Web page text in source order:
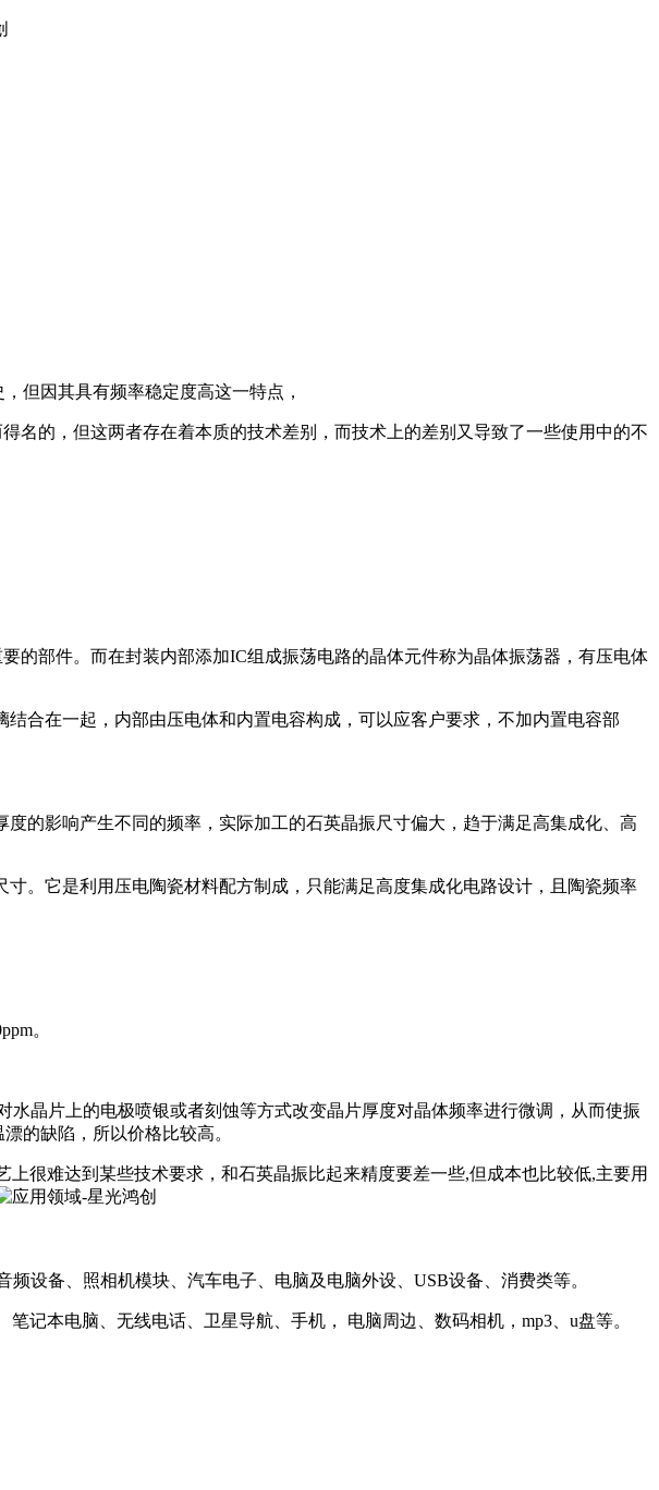
但因其具有频率稳定度高这一特点，
名的，但这两者存在着本质的技术差别，而技术上的差别又导致了一些使用中的不
的部件。而在封装内部添加IC组成振荡电路的晶体元件称为晶体振荡器，有压电体
合在一起，内部由压电体和内置电容构成，可以应客户要求，不加内置电容部
的影响产生不同的频率，实际加工的石英晶振尺寸偏大，趋于满足高集成化、高
。它是利用压电陶瓷材料配方制成，只能满足高度集成化电路设计，且陶瓷频率
。
晶片上的电极喷银或者刻蚀等方式改变晶片厚度对晶体频率进行微调，从而使振
的缺陷，所以价格比较高。
很难达到某些技术要求，和石英晶振比起来精度要差一些,但成本也比较低,主要用
设备、照相机模块、汽车电子、电脑及电脑外设、USB设备、消费类等。
记本电脑、无线电话、卫星导航、手机， 电脑周边、数码相机，mp3、u盘等。